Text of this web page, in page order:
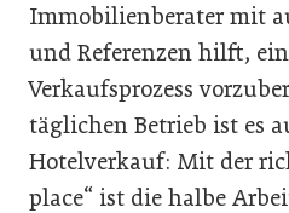
Immobilienberater mit
und Referenzen hilft,
Verkaufsprozess
täglichen Betrieb ist es
Hotelverkauf: Mit der
place“ ist die halbe